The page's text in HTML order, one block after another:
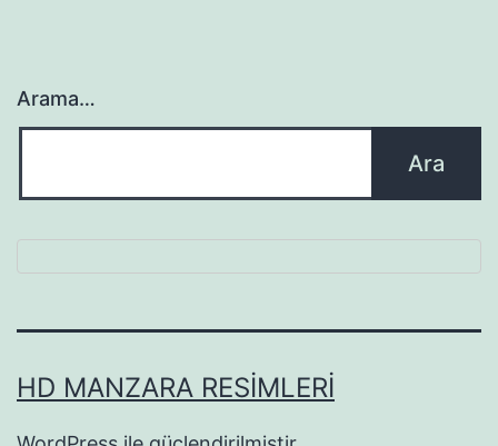
Arama…
HD MANZARA RESIMLERI